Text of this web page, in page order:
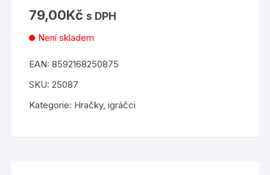
79,00Kč s DPH
Není skladem
EAN:8592168250875
SKU:25087
Kategorie: Hračky,igráčci